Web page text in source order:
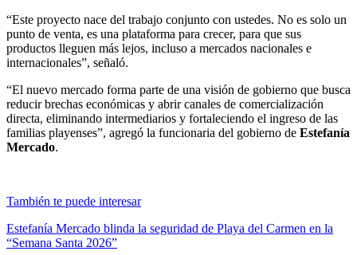
“Este proyecto nace del trabajo conjunto con ustedes. No es solo un
punto de venta, es una plataforma para crecer, para que sus
productos lleguen más lejos, incluso a mercados nacionales e
internacionales”, señaló.
“El nuevo mercado forma parte de una visión de gobierno que busca
reducir brechas económicas y abrir canales de comercialización
directa, eliminando intermediarios y fortaleciendo el ingreso de las
familias playenses”, agregó la funcionaria del gobierno de Estefanía
Mercado.
También te puede interesar
Estefanía Mercado blinda la seguridad de Playa del Carmen en la
“Semana Santa 2026”